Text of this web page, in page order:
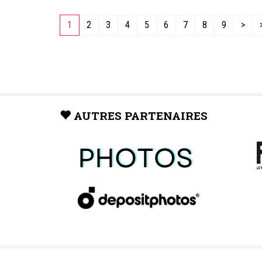
1 2 3 4 5 6 7 8 9 >
AUTRES PARTENAIRES